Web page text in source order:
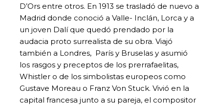
D’Ors entre otros. En 1913 se trasladó de nuevo a
Madrid donde conoció a Valle- Inclán, Lorca y a
un joven Dalí que quedó prendado por la
audacia proto surrealista de su obra. Viajó
también a Londres, París y Bruselas y asumió
los rasgos y preceptos de los prerrafaelitas,
Whistler o de los simbolistas europeos como
Gustave Moreau o Franz Von Stuck. Vivió en la
capital francesa junto a su pareja, el compositor